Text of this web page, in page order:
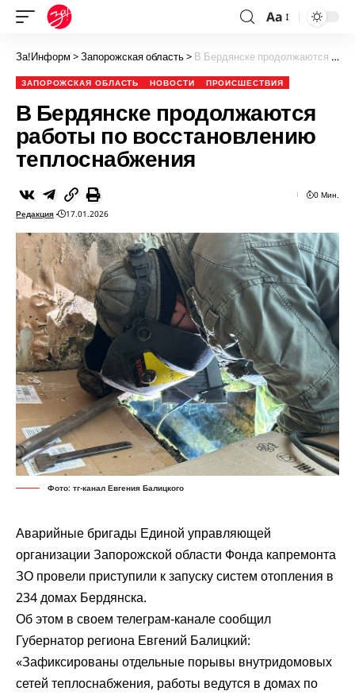
Aa
За!Информ >Запорожская область> В Бердянске продолжаются работы по восстановлению теплоснабжения
ЗАПОРОЖСКАЯ ОБЛАСТЬ НОВОСТИ ПРОИСШЕСТВИЯ
В Бердянске продолжаются
работы по восстановлению
теплоснабжения
Редакция 17.01.2026
0 Мин.
Фото: тг-канал Евгения Балицкого
Аварийные бригады Единой управляющей
организации Запорожской области Фонда капремонта
ЗО провели приступили к запуску систем отопления в
234 домах Бердянска.
Об этом в своем телеграм-канале сообщил
Губернатор региона Евгений Балицкий:
«Зафиксированы отдельные порывы внутридомовых
сетей теплоснабжения, работы ведутся в домах по